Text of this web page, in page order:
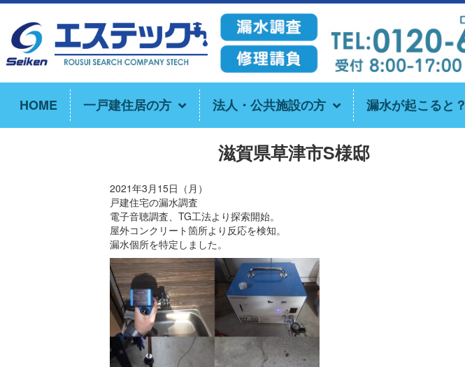
HOME 一戸建住居の方 法人・公共施設の方 漏水が起こると？
滋賀県草津市S様邸
2021年3月15日（月）
戸建住宅の漏水調査
電子音聴調査、TG工法より探索開始。
屋外コンクリート箇所より反応を検知。
漏水個所を特定しました。